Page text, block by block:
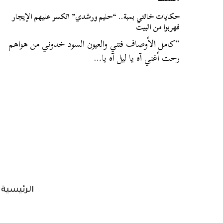
حكايات خالتي بمبة.. “حليم ورشدي” اتكسر عليهم الإيجار
فهربوا من البيت
“كامل الأوصاف فتني والعيون السود خدوني من هواهم
رحت أغني آه يا ليل آه يا…
الرئيسية